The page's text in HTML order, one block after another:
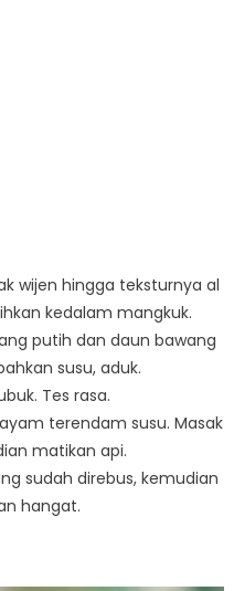
wijen hingga teksturnya al
kedalam mangkuk.
putih dan daun bawang
susu, aduk.
Tes rasa.
terendam susu. Masak
matikan api.
sudah direbus, kemudian
hangat.